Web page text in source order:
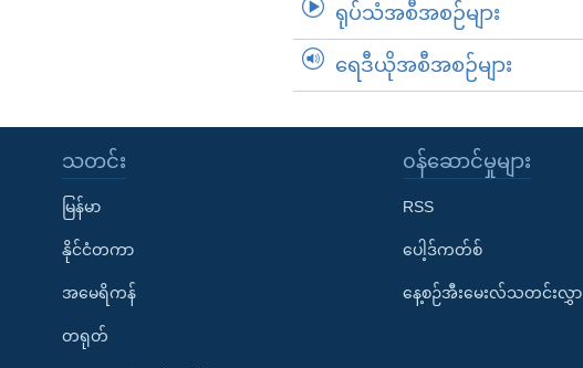
ရုပ်သံအစီအစဉ်များ
ရေဒီယိုအစီအစဉ်များ
သတင်း
မြန်မာ
နိုင်ငံတကာ
အမေရိကန်
တရုတ်
၀န်ဆောင်မှုများ
RSS
ပေါ့ဒ်ကတ်စ်
နေ့စဉ်အီးမေးလ်သတင်းလွှာ